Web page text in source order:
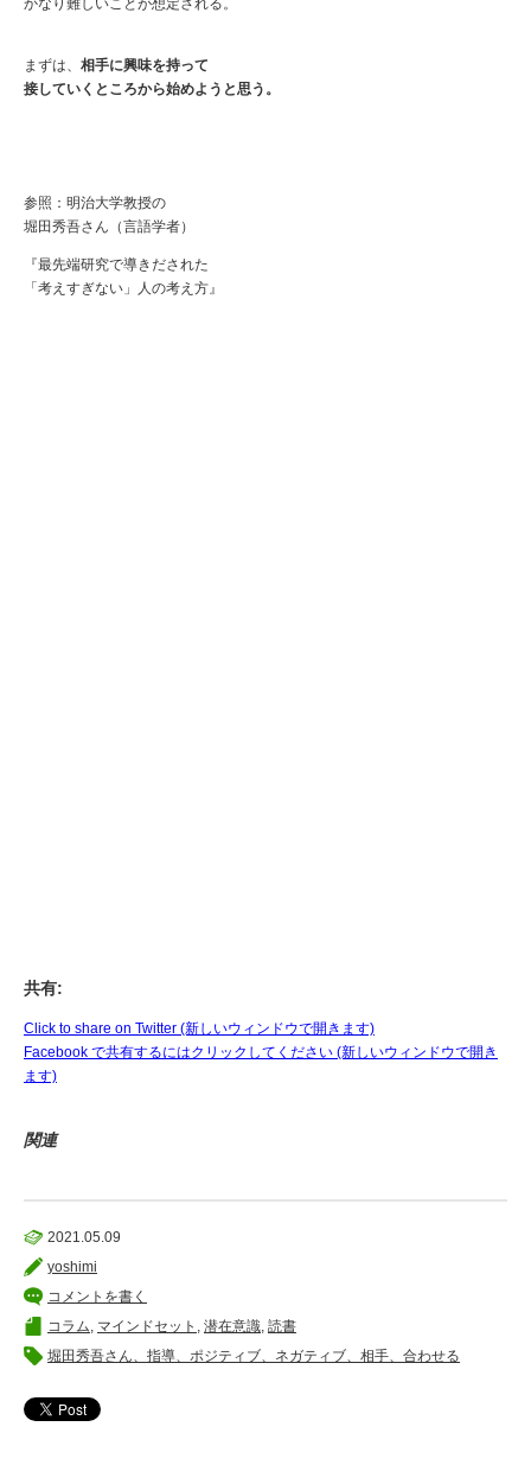
まずは、 相手に興味を持って
接していくところから始めようと思う。
参照：明治大学教授の
堀田秀吾さん（言語学者）
『最先端研究で導きだされた
「考えすぎない」人の考え方』
共有:
Click to share on Twitter (新しいウィンドウで開きます)
Facebook で共有するにはクリックしてください (新しいウィンドウで開き
ます)
関連
2021.05.09
yoshimi
コメントを書く
コラム マインドセット 潜在意識 読書
堀田秀吾さん、指導、ポジティブ、ネガティブ、相手、合わせる